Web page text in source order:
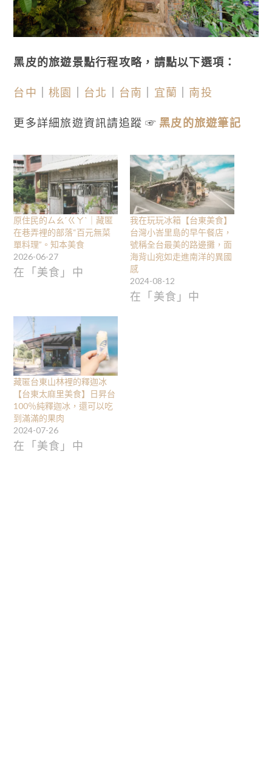
黑皮的旅遊景點行程攻略，請點以下選項：
台中 ｜桃園 台北 台南 宜蘭 南投
更多詳細旅遊資訊請追蹤 ☞ 黑皮的旅遊筆記
原住民的ㄙㄠˊㄍㄚˋ｜藏匿
在巷弄裡的部落“百元無菜
單料理”。知本美食
2026-06-27
在「美食」中
我在玩玩冰箱【台東美食】
台灣小峇里島的早午餐店，
號稱全台最美的路邊攤，面
海背山宛如走進南洋的異國
感
2024-08-12
在「美食」中
藏匿台東山林裡的釋迦冰
【台東太麻里美食】日昇台
100％純釋迦冰，還可以吃
到滿滿的果肉
2024-07-26
在「美食」中